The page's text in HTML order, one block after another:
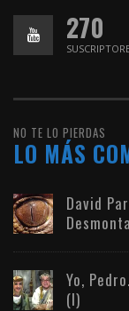
270
NO TE LO PIERDAS
LO MÁS
David
Yo,
(I)